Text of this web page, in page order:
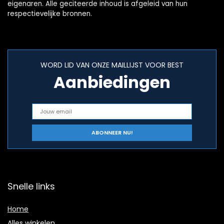
eigenaren. Alle geciteerde inhoud is afgeleid van hun
respectievelijke bronnen.
WORD LID VAN ONZE MAILLIJST VOOR BEST
Aanbiedingen
Snelle links
Home